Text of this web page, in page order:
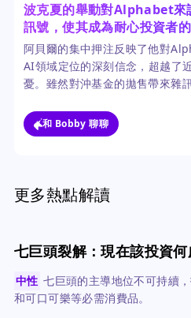
波克夏的舉動對Alphabet來
訊號，使其成為耐心投資者的
阿貝爾的集中押注反映了他對
AI領域定位的深刻信念，超越了
憂。雖然對沖基金的拋售帶來雜
量。和 Bobby 聊聊
更多熱點解讀
七巨頭裂解：現在該投資何
中性 七巨頭的主導地位不可持續
和可口可樂等必需消費品。